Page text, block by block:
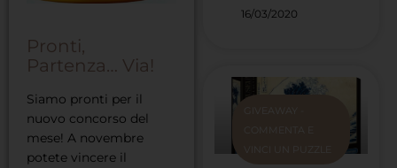
Pronti,
Partenza… Via!
Siamo pronti per il
nuovo concorso del
mese! A novembre
potete vincere il
16/03/2020
GIVEAWAY -
COMMENTA E